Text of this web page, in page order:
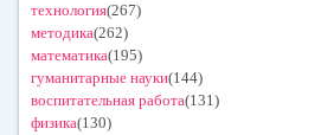
технология(267)
методика(262)
математика(195)
гуманитарные науки(144)
воспитательная работа(131)
физика(130)